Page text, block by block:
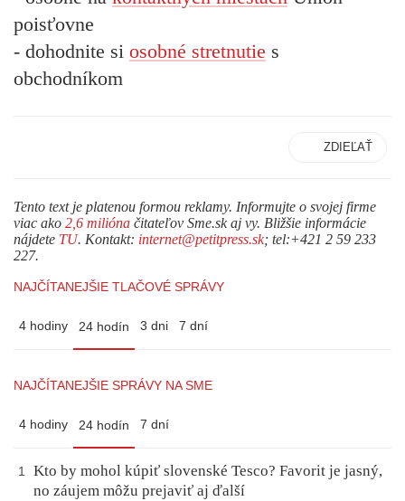
poisťovne
- dohodnite si osobné stretnutie s
obchodníkom
ZDIEĽAŤ
Tento text je platenou formou reklamy. Informujte o svojej firme
viac ako 2,6 milióna čitateľov Sme.sk aj vy. Bližšie informácie
nájdete TU. Kontakt: internet@petitpress.sk; tel:+421 2 59 233
227.
NAJČÍTANEJŠIE TLAČOVÉ SPRÁVY
4 hodiny 24 hodín 3 dni 7 dní
NAJČÍTANEJŠIE SPRÁVY NA SME
4 hodiny 24 hodín 7 dní
1
Kto by mohol kúpiť slovenské Tesco? Favorit je jasný,
no záujem môžu prejaviť aj ďalší